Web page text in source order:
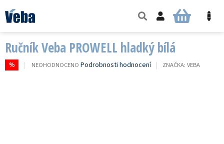
na
obsah
NÁKUPNÍ
Ručník Veba PROWELL hladký bílá
%
PRŮMĚRNÉ
NEOHODNOCENO Podrobnosti hodnocení ZNAČKA: VEBA